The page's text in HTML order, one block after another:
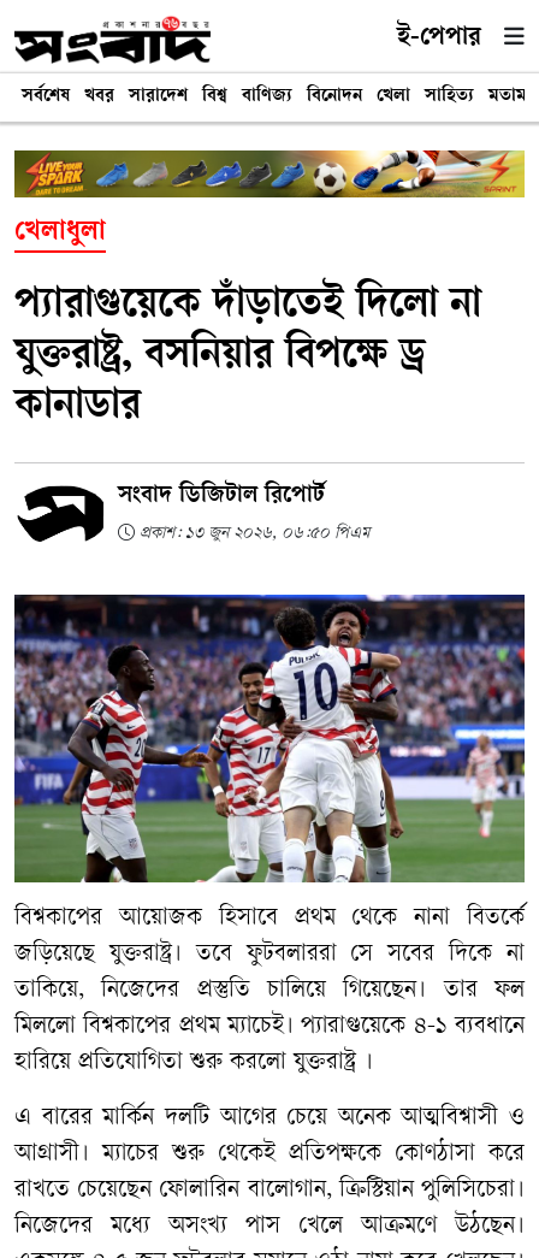
ই-পেপার
সর্বশেষ খবর সারাদেশ বিশ্ব বাণিজ্য বিনোদন খেলা সাহিত্য মতামত
খেলাধুলা
প্যারাগুয়েকে দাঁড়াতেই দিলো না
যুক্তরাষ্ট্র, বসনিয়ার বিপক্ষে ড্র
কানাডার
সংবাদ ডিজিটাল রিপোর্ট
প্রকাশ: ১৩ জুন ২০২৬, ০৬:৫০ পিএম
বিশ্বকাপের আয়োজক হিসাবে প্রথম থেকে নানা বিতর্কে
জড়িয়েছে যুক্তরাষ্ট্র। তবে ফুটবলাররা সে সবের দিকে না
তাকিয়ে, নিজেদের প্রস্তুতি চালিয়ে গিয়েছেন। তার ফল
মিললো বিশ্বকাপের প্রথম ম্যাচেই। প্যারাগুয়েকে ৪-১ ব্যবধানে
হারিয়ে প্রতিযোগিতা শুরু করলো যুক্তরাষ্ট্র ।
এ বারের মার্কিন দলটি আগের চেয়ে অনেক আত্মবিশ্বাসী ও
আগ্রাসী। ম্যাচের শুরু থেকেই প্রতিপক্ষকে কোণঠাসা করে
রাখতে চেয়েছেন ফোলারিন বালোগান, ক্রিস্টিয়ান পুলিসিচেরা।
নিজেদের মধ্যে অসংখ্য পাস খেলে আক্রমণে উঠছেন।